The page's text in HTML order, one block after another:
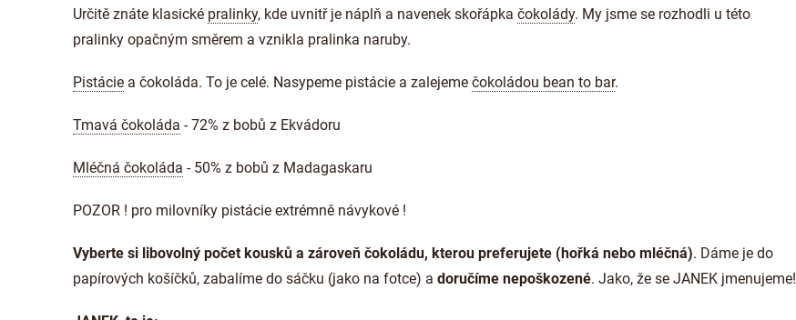
Určitě znáte klasické pralinky, kde uvnitř je náplň a navenek skořápka čokolády. My jsme se rozhodli u této
pralinky opačným směrem a vznikla pralinka naruby.
Pistácie a čokoláda. To je celé. Nasypeme pistácie a zalejeme čokoládou bean to bar.
Tmavá čokoláda - 72% z bobů z Ekvádoru
Mléčná čokoláda - 50% z bobů z Madagaskaru
POZOR ! pro milovníky pistácie extrémně návykové !
Vyberte si libovolný počet kousků a zároveň čokoládu, kterou preferujete (hořká nebo mléčná). Dáme je do
papírových košíčků, zabalíme do sáčku (jako na fotce) a doručíme nepoškozené. Jako, že se JANEK jmenujeme!